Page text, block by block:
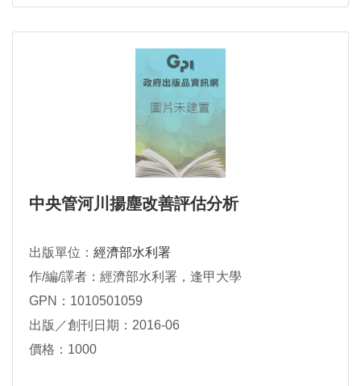
中央管河川揚塵改善評估分析
出版單位： 經濟部水利署
作/編/譯者：經濟部水利署，逢甲大學
GPN：1010501059
出版／創刊日期：2016-06
價格：1000